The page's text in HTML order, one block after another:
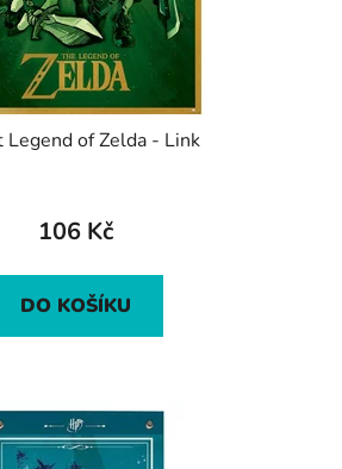
Legend of Zelda - Link
106 Kč
DO KOŠÍKU